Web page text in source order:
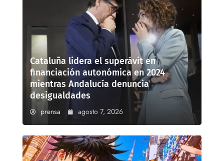
Cataluña lidera el superávit en
financiación autonómica en 2024
mientras Andalucía denuncia
desigualdades
prensa agosto 7, 2026